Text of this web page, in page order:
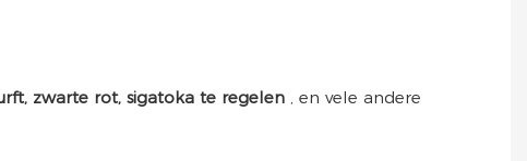
zwarte rot, sigatoka te regelen , en vele andere